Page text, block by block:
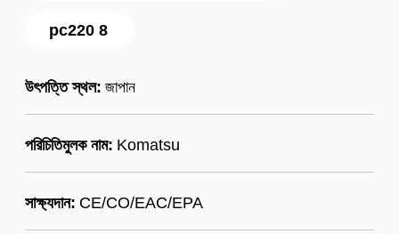
pc220 8
উৎপত্তি স্থল: জাপান
পরিচিতিমুলক নাম: Komatsu
সাক্ষ্যদান: CE/CO/EAC/EPA